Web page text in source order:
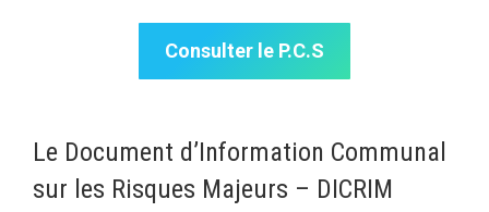
Consulter le P.C.S
Le Document d’Information Communal
sur les Risques Majeurs – DICRIM